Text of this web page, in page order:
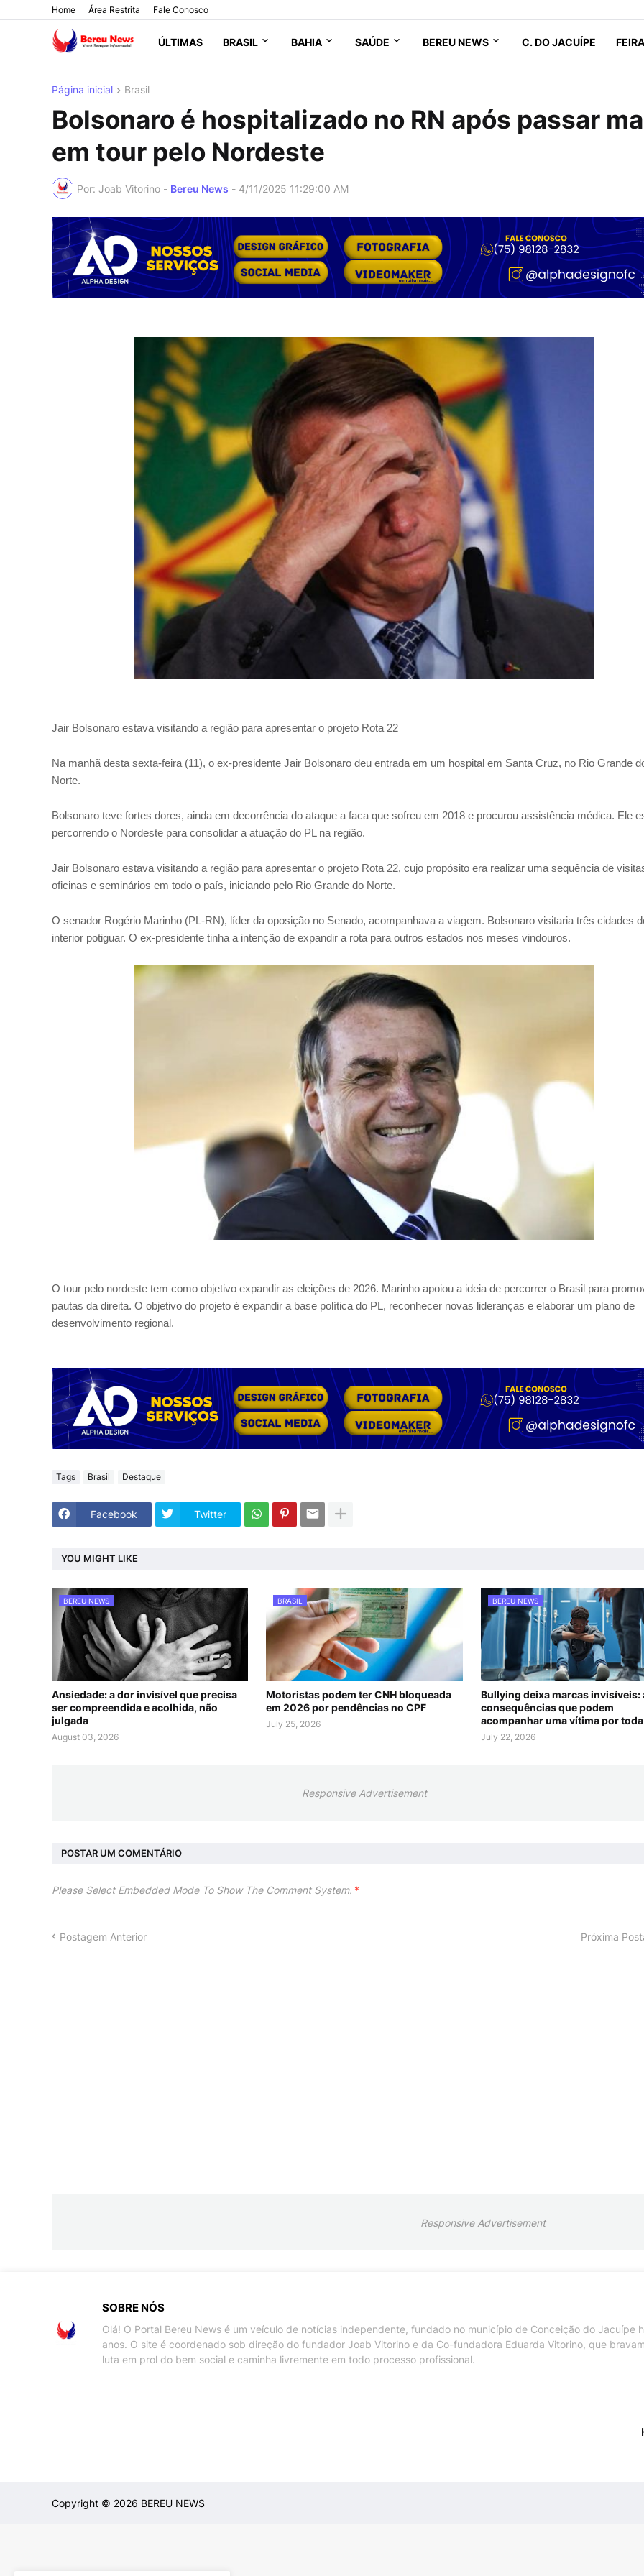
Home Área Restrita Fale Conosco
ÚLTIMAS BRASIL BAHIA SAÚDE BEREU NEWS C. DO JACUÍPE
Página inicial Brasil
Bolsonaro é hospitalizado no RN após passar
em tour pelo Nordeste
Por: Joab Vitorino - Bereu News - 4/11/2025 11:29:00 AM
Jair Bolsonaro estava visitando a região para apresentar o projeto Rota 22
Na manhã desta sexta-feira (11), o ex-presidente Jair Bolsonaro deu entrada em um hospital em Santa Cruz, no Rio Grande
Norte.
Bolsonaro teve fortes dores, ainda em decorrência do ataque a faca que sofreu em 2018 e procurou assistência médica. Ele
percorrendo o Nordeste para consolidar a atuação do PL na região.
Jair Bolsonaro estava visitando a região para apresentar o projeto Rota 22, cujo propósito era realizar uma sequência de
oficinas e seminários em todo o país, iniciando pelo Rio Grande do Norte.
O senador Rogério Marinho (PL-RN), líder da oposição no Senado, acompanhava a viagem. Bolsonaro visitaria três cidades
interior potiguar. O ex-presidente tinha a intenção de expandir a rota para outros estados nos meses vindouros.
O tour pelo nordeste tem como objetivo expandir as eleições de 2026. Marinho apoiou a ideia de percorrer o Brasil para
pautas da direita. O objetivo do projeto é expandir a base política do PL, reconhecer novas lideranças e elaborar um plano de
desenvolvimento regional.
Tags Brasil Destaque
Facebook Twitter
YOU MIGHT LIKE
BEREU NEWS
Ansiedade: a dor invisível que precisa
ser compreendida e acolhida, não
julgada
August 03, 2026
BRASIL
Motoristas podem ter CNH bloqueada
em 2026 por pendências no CPF
July 25, 2026
BEREU NEWS
Bullying deixa marcas invisíveis:
consequências que podem
acompanhar uma vítima por
July 22, 2026
Responsive Advertisement
POSTAR UM COMENTÁRIO
Please Select Embedded Mode To Show The Comment System. *
Postagem Anterior Próxima
Responsive Advertisement
SOBRE NÓS
Olá! O Portal Bereu News é um veículo de notícias independente, fundado no município de Conceição do Jacuípe
anos. O site é coordenado sob direção do fundador Joab Vitorino e da Co-fundadora Eduarda Vitorino, que
luta em prol do bem social e caminha livremente em todo processo profissional.
Copyright © 2026 BEREU NEWS